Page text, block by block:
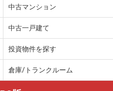
中古マンション
中古一戸建て
投資物件を探す
倉庫/トランクルーム